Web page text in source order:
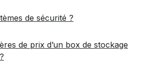
de sécurité ?
de prix d’un box de stockage